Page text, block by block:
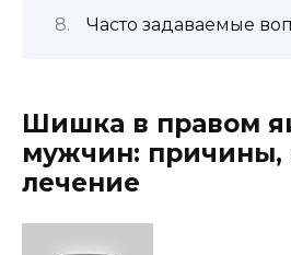
Часто задаваемые
Шишка в правом
мужчин:
лечение